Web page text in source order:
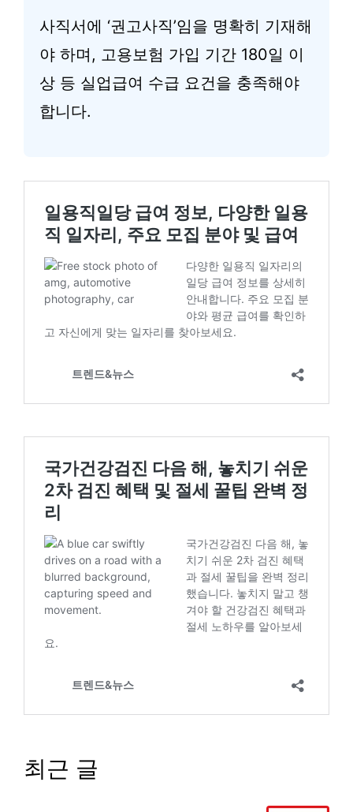
사직서에 ‘권고사직’임을 명확히 기재해
야 하며, 고용보험 가입 기간 180일 이
상 등 실업급여 수급 요건을 충족해야
합니다.
최근 글